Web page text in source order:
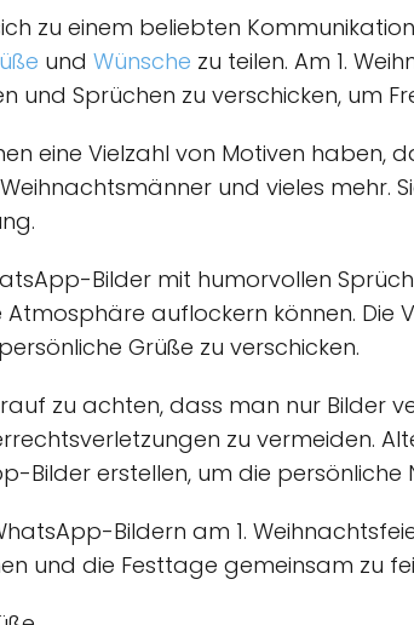
zu einem beliebten
und Wünsche zu teilen. Am 1.
und Sprüchen zu verschicken, um
eine Vielzahl von Motiven haben,
und vieles mehr.
Bilder mit humorvollen
auflockern können. Die
Grüße zu verschicken.
zu achten, dass man nur Bilder
zu vermeiden.
Bilder erstellen, um die persönliche
Bildern am 1.
und die Festtage gemeinsam zu